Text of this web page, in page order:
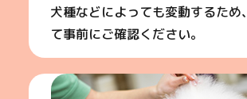
犬種などによっても変動するため
て事前にご確認ください。